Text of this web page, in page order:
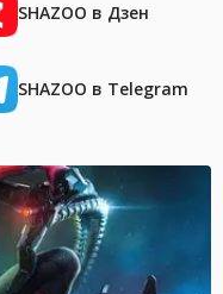
SHAZOO в Дзен
SHAZOO в Telegram